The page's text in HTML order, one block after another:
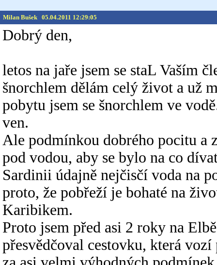
Milan Bušek 05.04.2011 12:29:05
Dobrý den,
letos na jaře jsem se staL Vaším
šnorchlem dělám celý život a už
pobytu jsem se šnorchlem ve
ven.
Ale podmínkou dobrého pocitu a
pod vodou, aby se bylo na co
Sardinii údajně nejčisčí voda na
proto, že pobřeží je bohaté na
Karibikem.
Proto jsem před asi 2 roky na
přesvědčoval cestovku, která